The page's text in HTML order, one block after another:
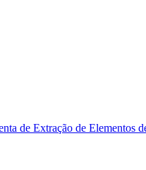
de Extração de Elementos